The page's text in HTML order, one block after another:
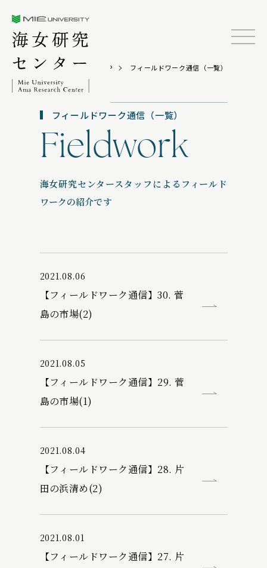
TOP フィールドワーク通信（一覧）
フィールドワーク通信（一覧）
Fieldwork
海女研究センタースタッフによるフィールド
ワークの紹介です
2021.08.06
【フィールドワーク通信】30. 菅
島の市場(2)
2021.08.05
【フィールドワーク通信】29. 菅
島の市場(1)
2021.08.04
【フィールドワーク通信】28. 片
田の浜清め(2)
2021.08.01
【フィールドワーク通信】27. 片